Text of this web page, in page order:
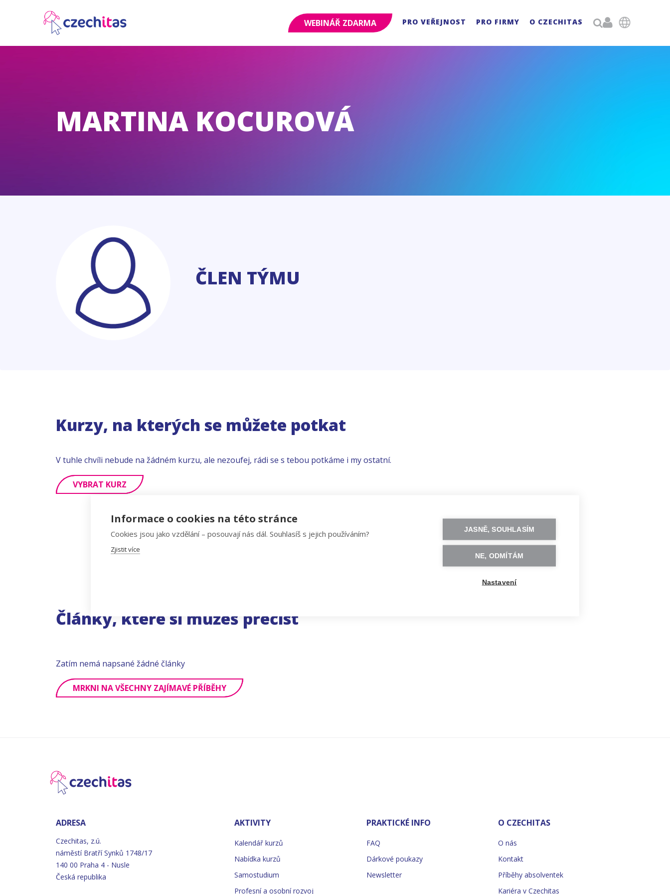
WEBINÁŘ ZDARMA PRO VEŘEJNOST PRO FIRMY O CZECHITAS 
MARTINA KOCUROVÁ
ČLEN TÝMU
Kurzy, na kterých se můžete potkat
V tuhle chvíli nebude na žádném kurzu, ale nezoufej, rádi se s tebou potkáme i my ostatní.
VYBRAT KURZ
Články, které si můžeš přečíst
Zatím nemá napsané žádné články
MRKNI NA VŠECHNY ZAJÍMAVÉ PŘÍBĚHY
ADRESA
Czechitas, z.ú.
náměstí Bratří Synků 1748/17
140 00 Praha 4 - Nusle
Česká republika
AKTIVITY
Kalendář kurzů
Nabídka kurzů
Samostudium
Profesní a osobní rozvoj
PRAKTICKÉ INFO
FAQ
Dárkové poukazy
Newsletter
O CZECHITAS
O nás
Kontakt
Příběhy absolventek
Kariéra v Czechitas
Informace o cookies na této stránce
Cookies jsou jako vzdělání – posouvají nás dál. Souhlasíš s jejich používáním?
Zjistit více
JASNĚ, SOUHLASÍM
NE, ODMÍTÁM
Nastavení